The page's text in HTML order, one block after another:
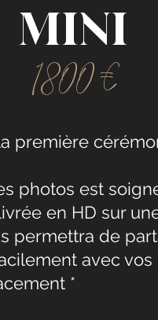
MINI
1800 €
première
photos est
en HD sur
permettra de
avec vos
*